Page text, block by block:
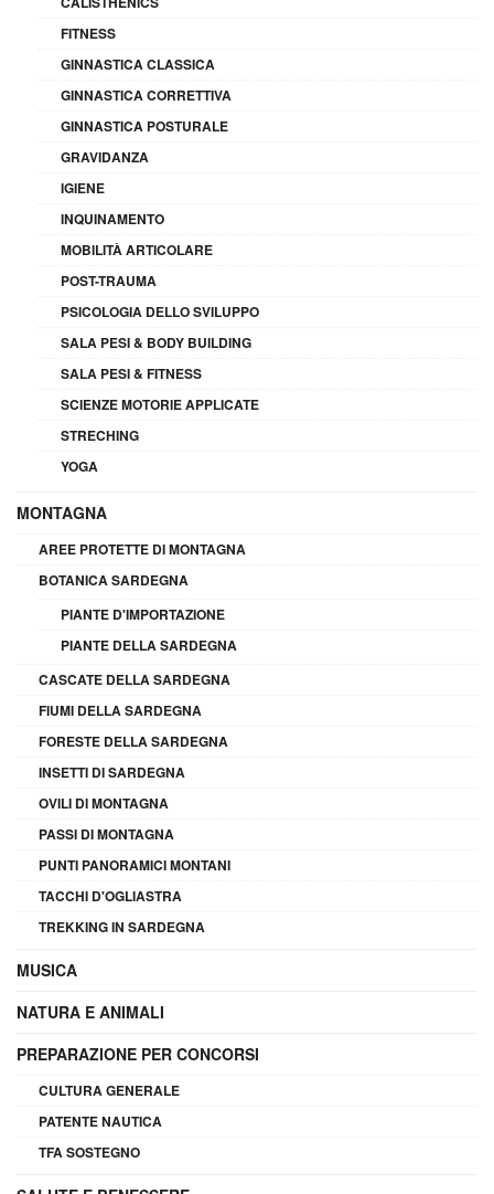
FITNESS
GINNASTICA CLASSICA
GINNASTICA CORRETTIVA
GINNASTICA POSTURALE
GRAVIDANZA
IGIENE
INQUINAMENTO
MOBILITÀ ARTICOLARE
POST-TRAUMA
PSICOLOGIA DELLO SVILUPPO
SALA PESI & BODY BUILDING
SALA PESI & FITNESS
SCIENZE MOTORIE APPLICATE
STRECHING
YOGA
MONTAGNA
AREE PROTETTE DI MONTAGNA
BOTANICA SARDEGNA
PIANTE D'IMPORTAZIONE
PIANTE DELLA SARDEGNA
CASCATE DELLA SARDEGNA
FIUMI DELLA SARDEGNA
FORESTE DELLA SARDEGNA
INSETTI DI SARDEGNA
OVILI DI MONTAGNA
PASSI DI MONTAGNA
PUNTI PANORAMICI MONTANI
TACCHI D'OGLIASTRA
TREKKING IN SARDEGNA
MUSICA
NATURA E ANIMALI
PREPARAZIONE PER CONCORSI
CULTURA GENERALE
PATENTE NAUTICA
TFA SOSTEGNO